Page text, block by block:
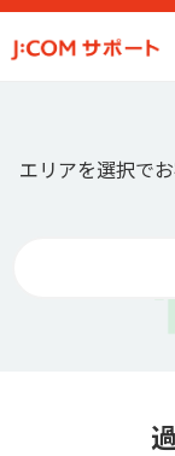
エリアを選択で